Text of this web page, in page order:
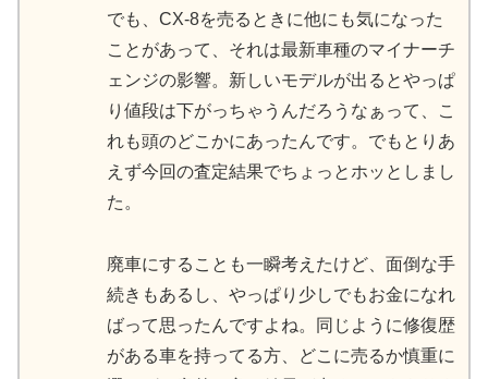
でも、CX-8を売るときに他にも気になった
ことがあって、それは最新車種のマイナーチ
ェンジの影響。新しいモデルが出るとやっぱ
り値段は下がっちゃうんだろうなぁって、こ
れも頭のどこかにあったんです。でもとりあ
えず今回の査定結果でちょっとホッとしまし
た。
廃車にすることも一瞬考えたけど、面倒な手
続きもあるし、やっぱり少しでもお金になれ
ばって思ったんですよね。同じように修復歴
がある車を持ってる方、どこに売るか慎重に